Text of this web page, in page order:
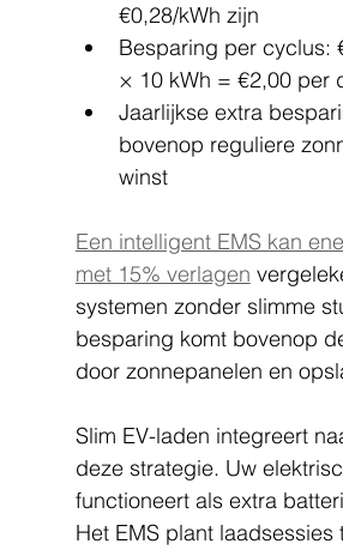
€0,28/kWh zijn
Besparing per cyclus:
× 10 kWh = €2,00 per
Jaarlijkse extra
bovenop reguliere
winst
Een intelligent EMS kan
met 15% verlagen
systemen zonder slimme
besparing komt bovenop
door zonnepanelen en
Slim EV-laden integreert
deze strategie. Uw
functioneert als extra
Het EMS plant laadsessies